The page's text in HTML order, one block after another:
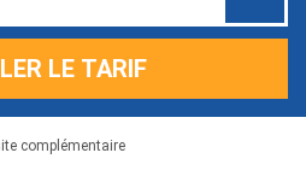
LE TARIF
complémentaire